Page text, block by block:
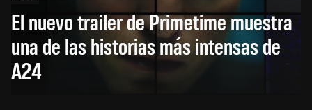
El nuevo trailer de Primetime muestra
una de las historias más intensas de
A24